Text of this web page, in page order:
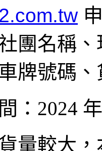
團名稱
牌號碼、
： 2024
量較大